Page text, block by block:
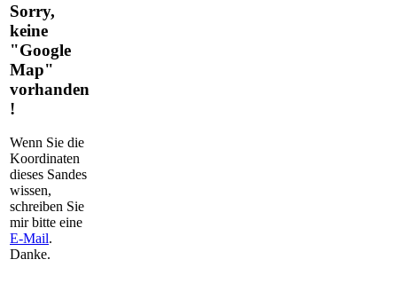
Sorry,
keine
"Google
Map"
vorhanden
!
Wenn Sie die
Koordinaten
dieses Sandes
wissen,
schreiben Sie
mir bitte eine
E-Mail.
Danke.